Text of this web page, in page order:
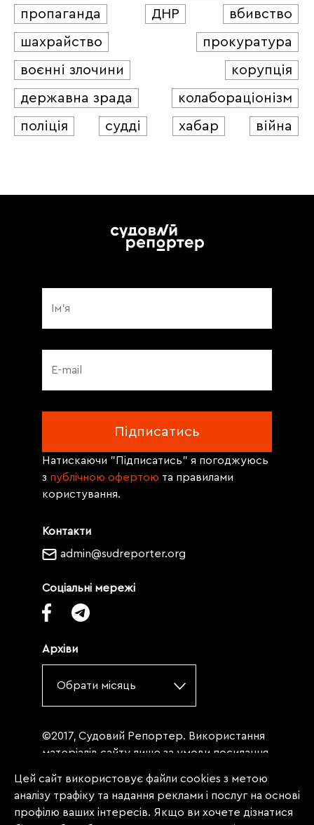
пропаганда
ДНР
вбивство
шахрайство
прокуратура
воєнні злочини
корупція
державна зрада
колабораціонізм
поліція
судді хабар війна
Контакти
admin@sudreporter.org
Соціальні мережі
Архіви
Обрати місяць
Натискаючи "Підписатись" я погоджуюсь
з публічною офертою та правилами
користування.
©2017, Судовий Репортер. Використання
матеріалів сайту лише за умови посилання
«Судовий репортер» не нижче третього
абзацу. Матеріали, щодо яких міститься
заборона на повну републікацію
Цей сайт використовує файли cookies з метою
аналізу трафіку та надання реклами і послуг на основі
профілю ваших інтересів. Якщо ви хочете дізнатися